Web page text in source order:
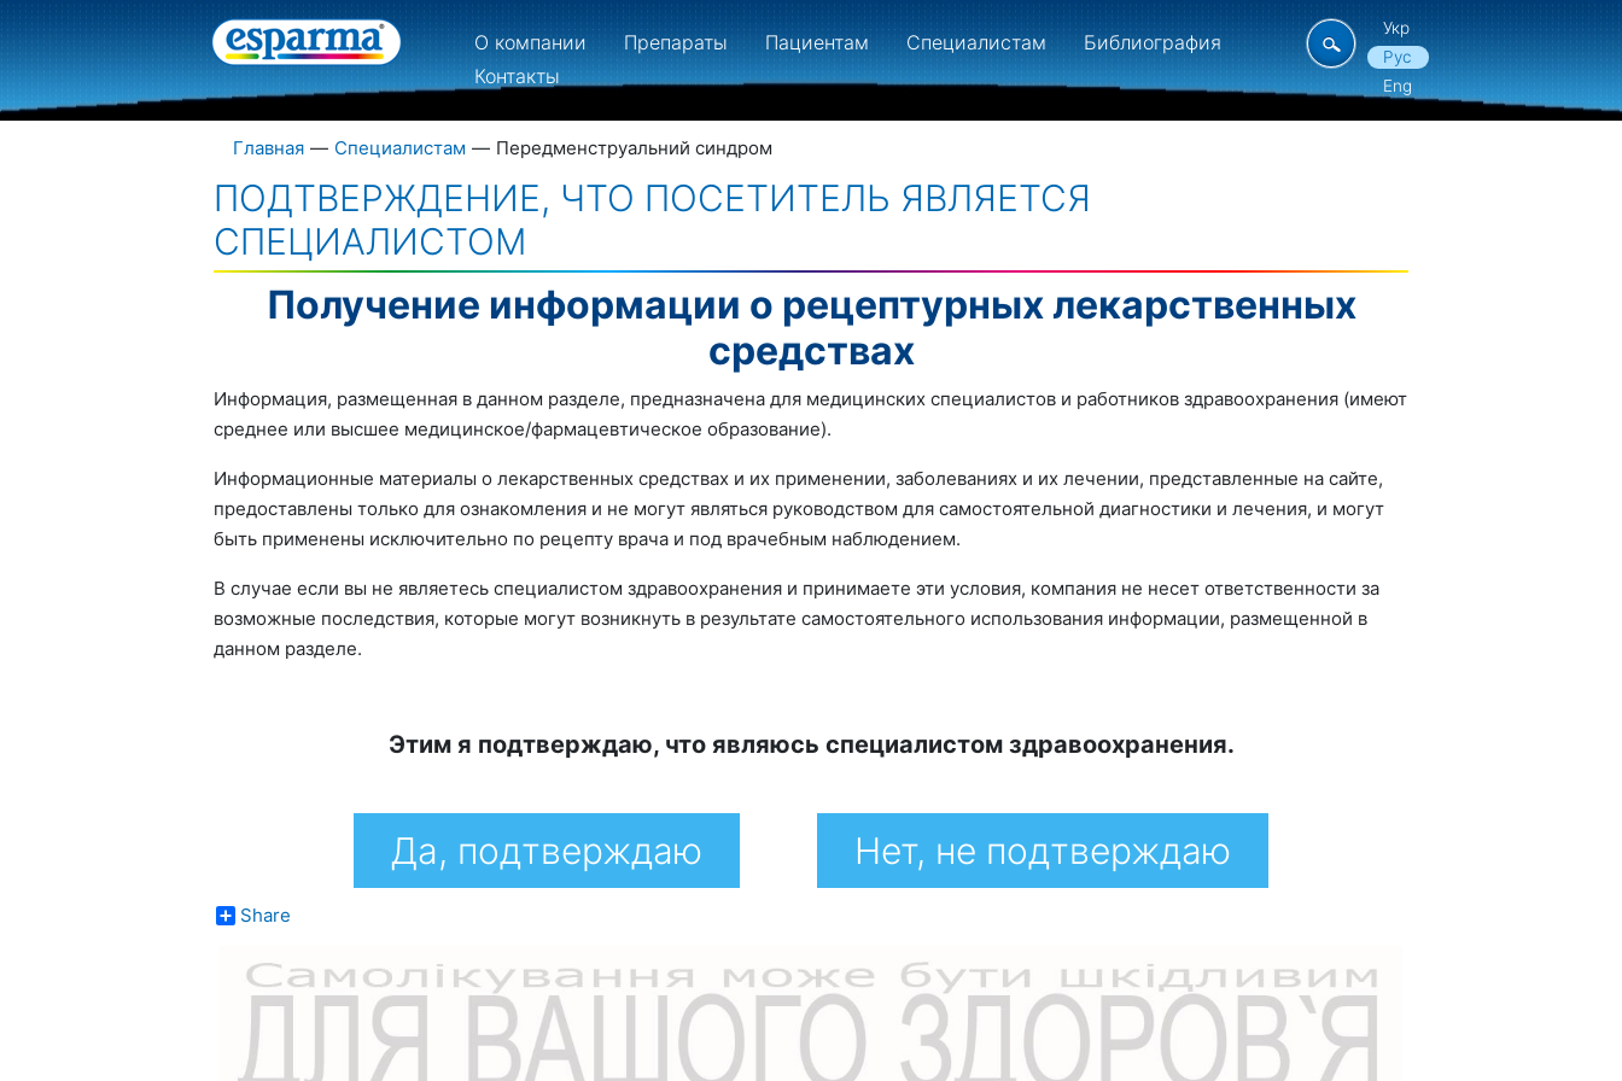
О компании Препараты Пациентам Специалистам
Библиография
Контакты
Укр
Рус
Eng
Главная — Специалистам — Передменструальний синдром
ПОДТВЕРЖДЕНИЕ, ЧТО ПОСЕТИТЕЛЬ ЯВЛЯЕТСЯ
СПЕЦИАЛИСТОМ
Получение информации о рецептурных лекарственных
средствах
Информация, размещенная в данном разделе, предназначена для медицинских специалистов и работников здравоохранения (имеют
среднее или высшее медицинское/фармацевтическое образование).
Информационные материалы о лекарственных средствах и их применении, заболеваниях и их лечении, представленные на сайте,
предоставлены только для ознакомления и не могут являться руководством для самостоятельной диагностики и лечения, и могут
быть применены исключительно по рецепту врача и под врачебным наблюдением.
В случае если вы не являетесь специалистом здравоохранения и принимаете эти условия, компания не несет ответственности за
возможные последствия, которые могут возникнуть в результате самостоятельного использования информации, размещенной в
данном разделе.
Этим я подтверждаю, что являюсь специалистом здравоохранения.
Да, подтверждаю Нет, не подтверждаю
Share